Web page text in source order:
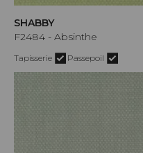
SHABBY
F2484 - Absinthe
Tapisserie Passepoil